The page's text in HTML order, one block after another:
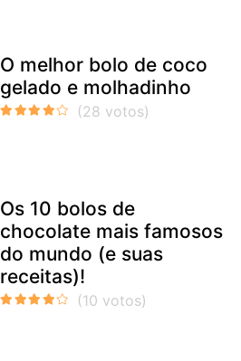
O melhor bolo de coco
gelado e molhadinho
Os 10 bolos de
chocolate mais famosos
do mundo (e suas
receitas)!